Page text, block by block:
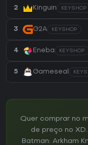
2 Kinguin KEYSHOP
3 G2A KEYSHOP
4 Eneba KEYSHOP
5 Gameseal
Quer comprar no
de preço no
Batman: Arkham